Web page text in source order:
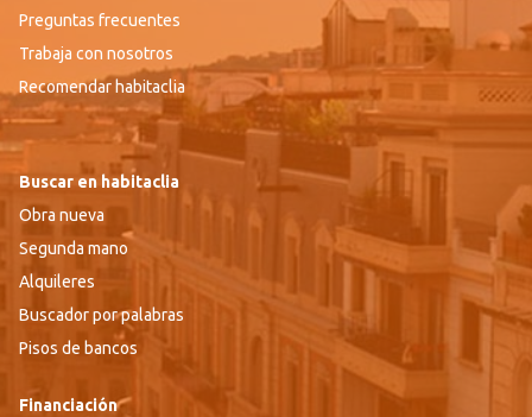
Preguntas frecuentes
Trabaja con nosotros
Recomendar habitaclia
Buscar en habitaclia
Obra nueva
Segunda mano
Alquileres
Buscador por palabras
Pisos de bancos
Financiación